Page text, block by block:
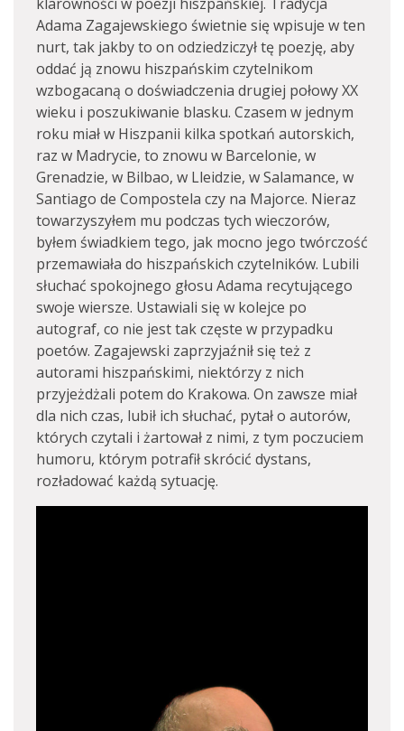
Adama Zagajewskiego świetnie się wpisuje w ten
nurt, tak jakby to on odziedziczył tę poezję, aby
oddać ją znowu hiszpańskim czytelnikom
wzbogacaną o doświadczenia drugiej połowy XX
wieku i poszukiwanie blasku. Czasem w jednym
roku miał w Hiszpanii kilka spotkań autorskich,
raz w Madrycie, to znowu w Barcelonie, w
Grenadzie, w Bilbao, w Lleidzie, w Salamance, w
Santiago de Compostela czy na Majorce. Nieraz
towarzyszyłem mu podczas tych wieczorów,
byłem świadkiem tego, jak mocno jego twórczość
przemawiała do hiszpańskich czytelników. Lubili
słuchać spokojnego głosu Adama recytującego
swoje wiersze. Ustawiali się w kolejce po
autograf, co nie jest tak częste w przypadku
poetów. Zagajewski zaprzyjaźnił się też z
autorami hiszpańskimi, niektórzy z nich
przyjeżdżali potem do Krakowa. On zawsze miał
dla nich czas, lubił ich słuchać, pytał o autorów,
których czytali i żartował z nimi, z tym poczuciem
humoru, którym potrafił skrócić dystans,
rozładować każdą sytuację.